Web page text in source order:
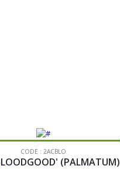
CODE : 2ACBLO
(PALMATUM)